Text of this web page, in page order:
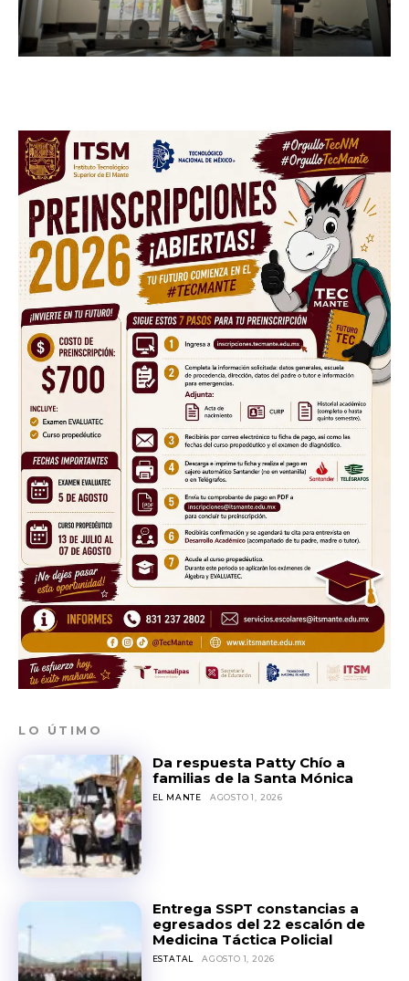
LO ÚTIMO
Da respuesta Patty Chío a
familias de la Santa Mónica
EL MANTE AGOSTO 1, 2026
Entrega SSPT constancias a
egresados del 22 escalón de
Medicina Táctica Policial
ESTATAL AGOSTO 1, 2026